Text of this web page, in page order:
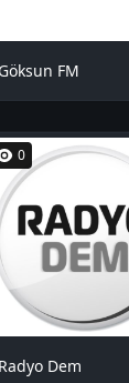
Göksun FM
0
Radyo Dem